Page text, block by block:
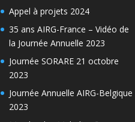
Appel à projets 2024
35 ans AIRG-France – Vidéo de
la Journée Annuelle 2023
Journée SORARE 21 octobre
2023
Journée Annuelle AIRG-Belgique
2023